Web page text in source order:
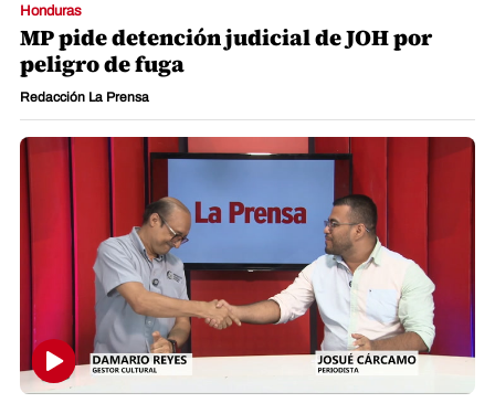
Honduras
MP pide detención judicial de JOH por
peligro de fuga
Redacción La Prensa